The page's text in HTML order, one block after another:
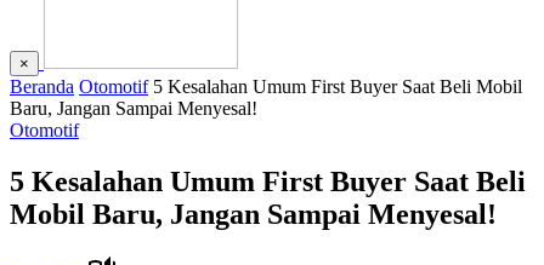
×
Beranda Otomotif 5 Kesalahan Umum First Buyer Saat Beli Mobil
Baru, Jangan Sampai Menyesal!
Otomotif
5 Kesalahan Umum First Buyer Saat Beli
Mobil Baru, Jangan Sampai Menyesal!